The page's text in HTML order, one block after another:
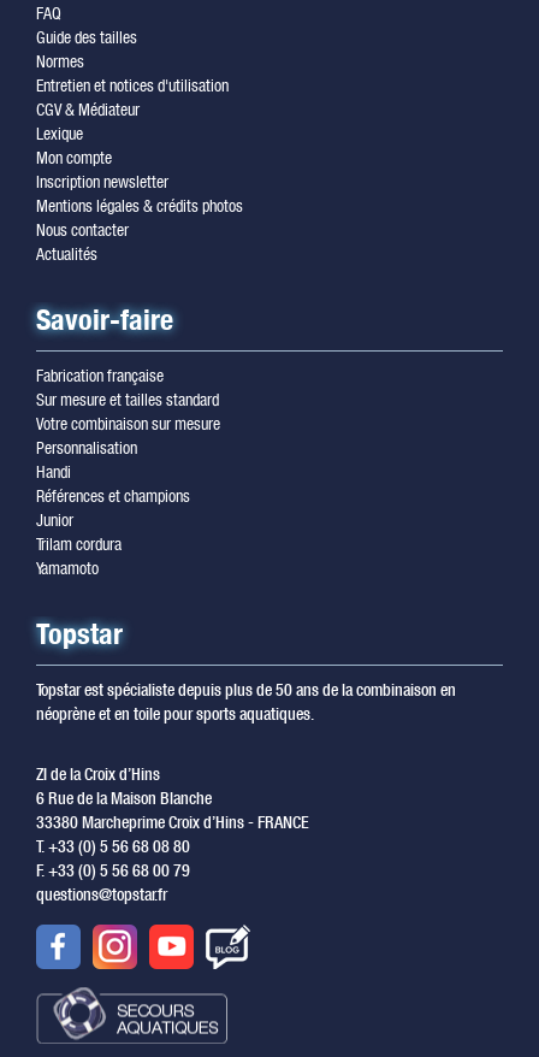
FAQ
Guide des tailles
Normes
Entretien et notices d'utilisation
CGV & Médiateur
Lexique
Mon compte
Inscription newsletter
Mentions légales & crédits photos
Nous contacter
Actualités
Savoir-faire
Fabrication française
Sur mesure et tailles standard
Votre combinaison sur mesure
Personnalisation
Handi
Références et champions
Junior
Trilam cordura
Yamamoto
Topstar
Topstar est spécialiste depuis plus de 50 ans de la combinaison en
néoprène et en toile pour sports aquatiques.
ZI de la Croix d’Hins
6 Rue de la Maison Blanche
33380 Marcheprime Croix d’Hins - FRANCE
T. +33 (0) 5 56 68 08 80
F. +33 (0) 5 56 68 00 79
questions@topstar.fr